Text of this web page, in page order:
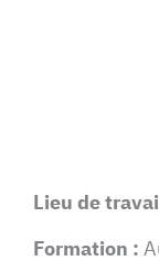
Lieu de
Formation :